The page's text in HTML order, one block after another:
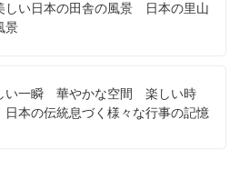
しい日本の田舎の風景 日本の里山
景
い一瞬 華やかな空間 楽しい時
本の伝統息づく様々な行事の記憶